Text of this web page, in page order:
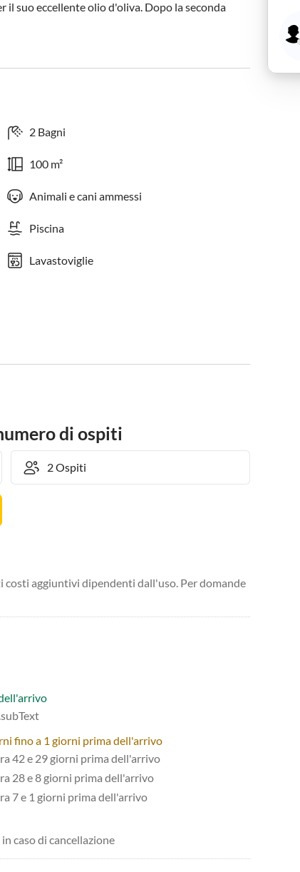
il suo eccellente olio d'oliva. Dopo la seconda
2 Bagni
100 m²
Animali e cani ammessi
Piscina
Lavastoviglie
di ospiti
costi aggiuntivi dipendenti dall'uso. Per domande
fino a 1 giorni prima dell'arrivo
42 e 29 giorni prima dell'arrivo
28 e 8 giorni prima dell'arrivo
7 e 1 giorni prima dell'arrivo
caso di cancellazione